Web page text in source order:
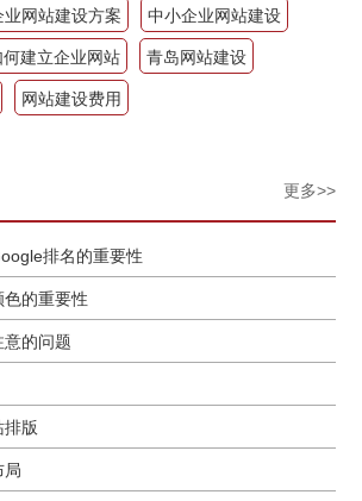
业网站建设方案 中小企业网站建设
何建立企业网站 青岛网站建设
网站建设费用
更多>>
排名的重要性
的重要性
的问题
排版
局